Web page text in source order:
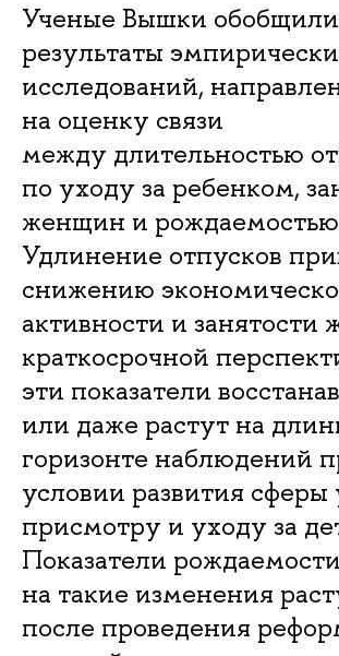
Ученые Вышки обобщили
результаты
исследований,
на оценку связи
между длительностью
по уходу за ребенком,
женщин и
Удлинение отпусков
снижению
активности и занятости
краткосрочной
эти показатели
или даже растут на
горизонте наблюдений
условии развития сферы
присмотру и уходу за
Показатели
на такие изменения
после проведения